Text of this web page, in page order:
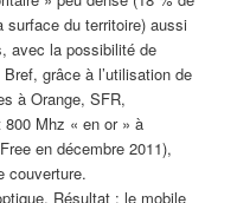
surface du territoire) aussi
avec la possibilité de
grâce à l’utilisation de
à Orange, SFR,
Mhz « en or » à
en décembre 2011),
couverture.
Résultat : le mobile